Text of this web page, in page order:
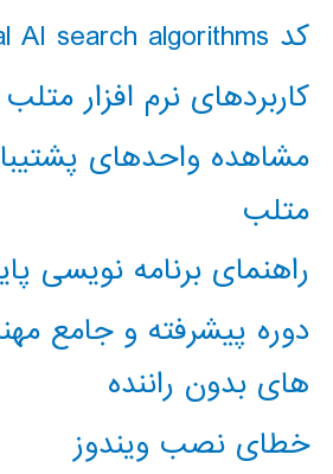
کد classical AI search algorithms
کاربردهای نرم افزار متلب
مشاهده واحدهای
متلب
راهنمای برنامه نویسی
دوره پیشرفته و جامع
های بدون راننده
خطای نصب ویندوز